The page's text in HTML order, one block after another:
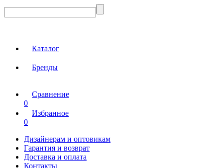
Каталог
Бренды
Сравнение
0
Избранное
0
Дизайнерам и оптовикам
Гарантия и возврат
Доставка и оплата
Контакты